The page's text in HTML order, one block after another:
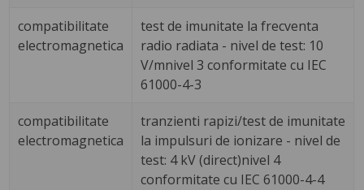
compatibilitate
electromagnetica
test de imunitate la frecventa
radio radiata - nivel de test: 10
V/mnivel 3 conformitate cu IEC
61000-4-3
compatibilitate
electromagnetica
tranzienti rapizi/test de imunitate
la impulsuri de ionizare - nivel de
test: 4 kV (direct)nivel 4
conformitate cu IEC 61000-4-4